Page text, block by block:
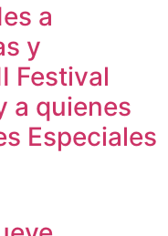
a
y
Festival
a quienes
Especiales